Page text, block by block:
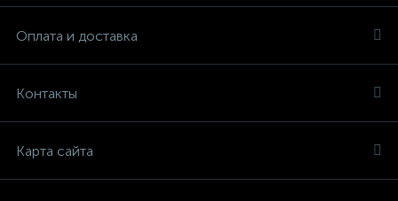
Оплата и доставка
Контакты
Карта сайта